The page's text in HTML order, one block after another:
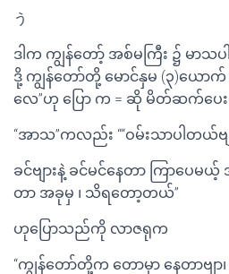
う
ဒါက ကျွန်တော့် အစ်မကြီး ၌ မာသပါ
ဒို့ ကျွန်တော်တို့ မောင်နှမ (၃)ယော
လေ”ဟု ပြော က = ဆို မိတ်ဆက်ပေ
“အာသ”ကလည်း ““ဝမ်းသာပါတယ်ဗ
ခင်ဗျားနဲ့ ခင်မင်နေတာ ကြာပ
တာ အခုမှ ၊ သိရတော့တယ်”
ဟုပြောသည်ကို လာဇရုက
“ကျွန်တော်တို့က တောမှာ နေတာဗျ